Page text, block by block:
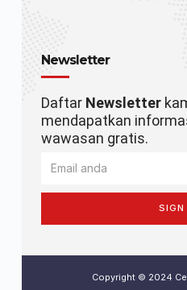
Newsletter
Daftar Newsletter
mendapatkan
wawasan gratis.
SIGN
Copyright © 2024